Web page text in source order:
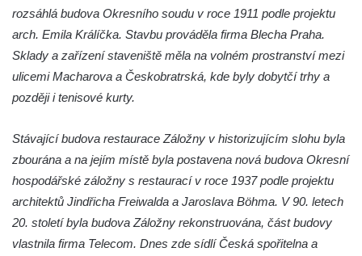
Frinda)
Wolfrumova vila v Ústí nad Labem
Hotel Vladimir v Ústí nad Labem
Budova Oblastního muzea v Ústí nad
Labem (bývalá Obecná a měšťanská škola)
Torzo střeleckého sloupu ve Chřibské
Budova ZŠ a MŠ Tadeáše Haenkeho
Chřibská čp. 280
Dům čp. 175 ve Chřibské
Dům čp. 30 ve Chřibské
rozsáhlá budova Okresního soudu v roce 1911 podle projektu
arch. Emila Králíčka. Stavbu prováděla firma Blecha Praha.
Sklady a zařízení staveniště měla na volném prostranství mezi
ulicemi Macharova a Českobratrská, kde byly dobytčí trhy a
později i tenisové kurty.
Stávající budova restaurace Záložny v historizujícím slohu byla
zbourána a na jejím místě byla postavena nová budova Okresní
hospodářské záložny s restaurací v roce 1937 podle projektu
architektů Jindřicha Freiwalda a Jaroslava Böhma. V 90. letech
20. století byla budova Záložny rekonstruována, část budovy
vlastnila firma Telecom. Dnes zde sídlí Česká spořitelna a